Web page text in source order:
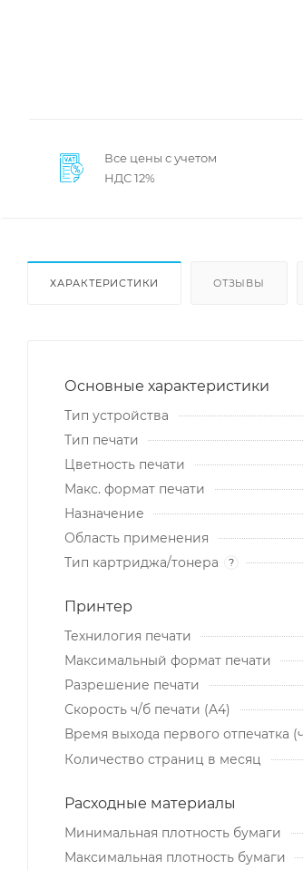
Все цены с учетом
НДС 12%
ХАРАКТЕРИСТИКИ ОТЗЫВЫ
Основные характеристики
Тип устройства
Тип печати
Цветность печати
Макс. формат печати
Назначение
Область применения
Тип картриджа/тонера
?
Принтер
Технилогия печати
Максимальный формат печати
Разрешение печати
Скорость ч/б печати (A4)
Время выхода первого отпечатка
Количество страниц в месяц
Расходные материалы
Минимальная плотность бумаги
Максимальная плотность бумаги